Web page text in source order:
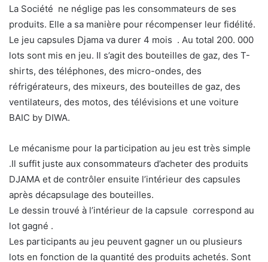
La Société ne néglige pas les consommateurs de ses
produits. Elle a sa manière pour récompenser leur fidélité.
Le jeu capsules Djama va durer 4 mois . Au total 200. 000
lots sont mis en jeu. Il s’agit des bouteilles de gaz, des T-
shirts, des téléphones, des micro-ondes, des
réfrigérateurs, des mixeurs, des bouteilles de gaz, des
ventilateurs, des motos, des télévisions et une voiture
BAIC by DIWA.
Le mécanisme pour la participation au jeu est très simple
.Il suffit juste aux consommateurs d’acheter des produits
DJAMA et de contrôler ensuite l’intérieur des capsules
après décapsulage des bouteilles.
Le dessin trouvé à l’intérieur de la capsule correspond au
lot gagné .
Les participants au jeu peuvent gagner un ou plusieurs
lots en fonction de la quantité des produits achetés. Sont